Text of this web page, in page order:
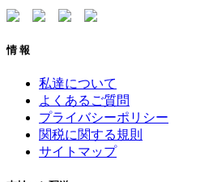
情 報
私達について
よくあるご質問
プライバシーポリシー
関税に関する規則
サイトマップ